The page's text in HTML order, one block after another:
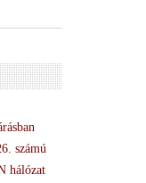
számú
hálózat